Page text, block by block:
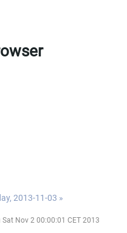
2013-11-03 »
Nov 2 00:00:01 CET 2013